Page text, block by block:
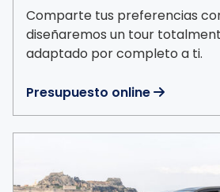
Comparte tus preferencias
diseñaremos un tour
adaptado por completo a ti.
Presupuesto online 